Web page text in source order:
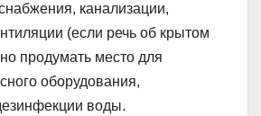
канализации,
(если речь об крытом
продумать место для
оборудования,
воды.